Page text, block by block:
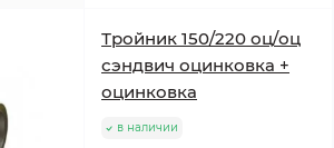
Тройник 150/220 оц/оц
сэндвич оцинковка +
оцинковка
в наличии